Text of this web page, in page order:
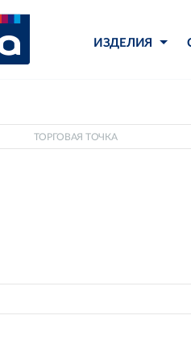
ИЗДЕЛИЯ
ТОРГОВАЯ ТОЧКА